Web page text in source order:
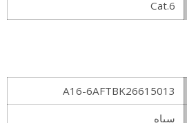
Cat.6
A16-6AFTBK26615013
سیاه